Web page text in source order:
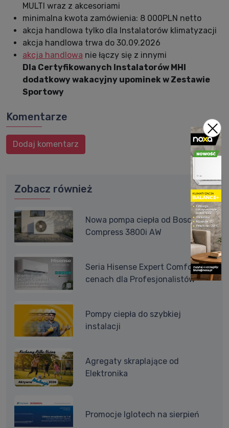
MULTI wraz z akcesoriami
minimalna kwota zamówienia: 8 000PLN netto
akcja handlowa tylko dla Instalatorów klimatyzacji
akcja handlowa trwa do 30.09.2026
akcja handlowa nie łączy się z innymi
Dla Certyfikowanych Instalatorów MHI
dodatkowy wakacyjny upominek w Zestawie
Sportowy
Komentarze
Dodaj komentarz
Zobacz również
Nowa pompa ciepła od Bosch -
Compress 3800i AW
Seria Hisense Expert Comfort w
cenach dla Profesjonalistów
Pompy ciepła do szybkiej
instalacji
Agregaty skraplające od
Elektronika
Promocje Iglotech na sierpień